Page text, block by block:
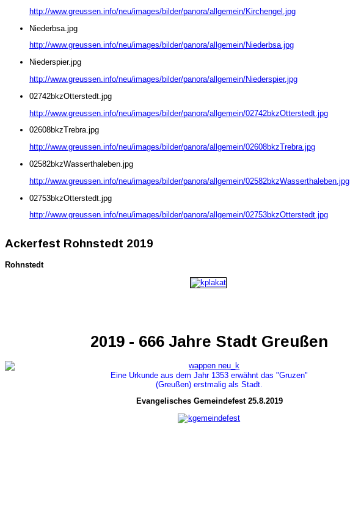
http://www.greussen.info/neu/images/bilder/panora/allgemein/Kirchengel.jpg
Niederbsa.jpg
http://www.greussen.info/neu/images/bilder/panora/allgemein/Niederbsa.jpg
Niederspier.jpg
http://www.greussen.info/neu/images/bilder/panora/allgemein/Niederspier.jpg
02742bkzOtterstedt.jpg
http://www.greussen.info/neu/images/bilder/panora/allgemein/02742bkzOtterstedt.jpg
02608bkzTrebra.jpg
http://www.greussen.info/neu/images/bilder/panora/allgemein/02608bkzTrebra.jpg
02582bkzWasserthaleben.jpg
http://www.greussen.info/neu/images/bilder/panora/allgemein/02582bkzWasserthaleben.jpg
02753bkzOtterstedt.jpg
http://www.greussen.info/neu/images/bilder/panora/allgemein/02753bkzOtterstedt.jpg
Ackerfest Rohnstedt 2019
Rohnstedt
2019 - 666 Jahre Stadt Greußen
Eine Urkunde aus dem Jahr 1353 erwähnt das "Gruzen"
(Greußen) erstmalig als Stadt.
Evangelisches Gemeindefest 25.8.2019